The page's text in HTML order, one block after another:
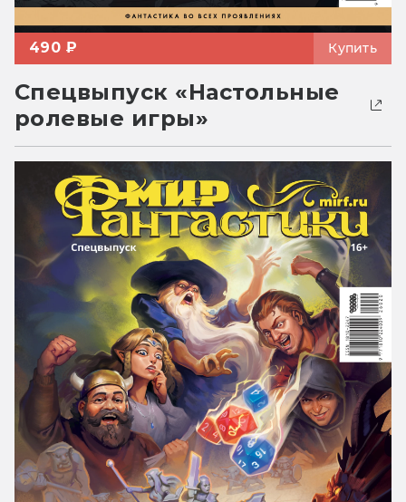
490 ₽ Купить
Спецвыпуск «Настольные
ролевые игры»